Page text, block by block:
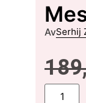
AvSerhij